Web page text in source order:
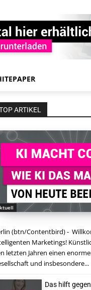
ARTIKEL
(btn/Contentbird) -
Marketings!
letzten Jahren einen
und insbesondere...
Das hilft